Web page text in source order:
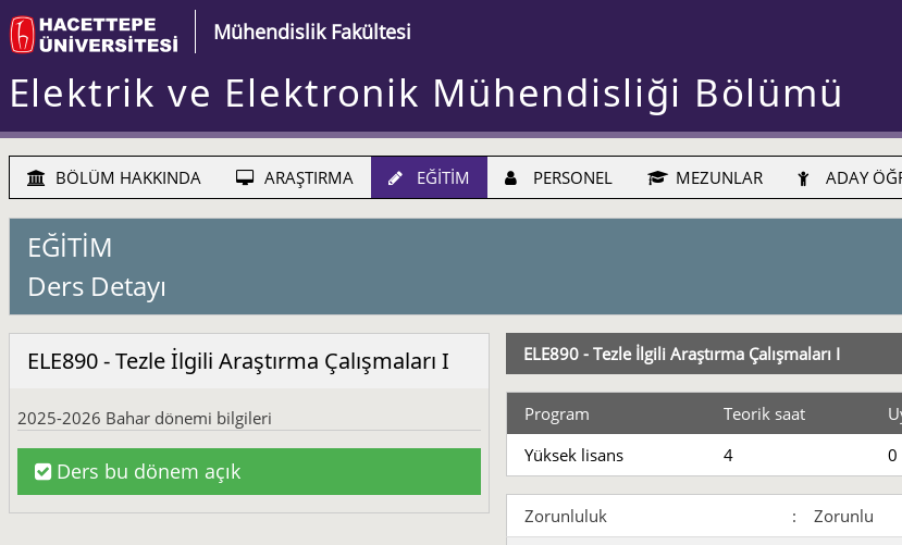
Mühendislik Fakültesi
Elektrik ve Elektronik Mühendisliği Bölümü
BÖLÜM HAKKINDA ARAŞTIRMA EĞİTİM PERSONEL MEZUNLAR ADAY
EĞİTİM
Ders Detayı
ELE890 - Tezle İlgili Araştırma Çalışmaları I
2025-2026 Bahar dönemi bilgileri
Ders bu dönem açık
ELE890 - Tezle İlgili Araştırma Çalışmaları I
Program Teorik saat
Yüksek lisans
4 0
Zorunluluk :
Zorunlu